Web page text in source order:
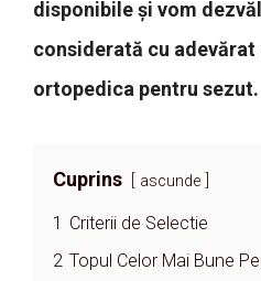
disponibile și vom
considerată cu adevărat
ortopedica pentru sezut.
Cuprins ascunde
1 Criterii de Selectie
2 Topul Celor Mai Bune